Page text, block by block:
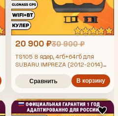
20 900 ₽30 900 ₽
TS105 8 ядер, 4гб+64гб для
SUBARU IMPREZA (2012-2014)
Android магнитола
Сравнить В корзину